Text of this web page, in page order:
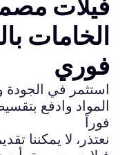
فيلات
الخامات
فوري
استثمر في الجودة
المواد وادفع
فوراً
نعتذر، لا يمكننا